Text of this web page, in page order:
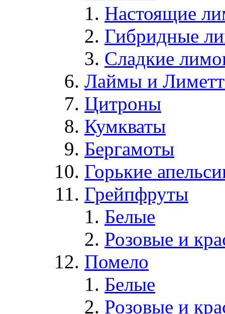
Настоящие
Гибридные
Сладкие
Лаймы и
Цитроны
Кумкваты
Бергамоты
Горькие
Грейпфруты
Белые
Розовые и
Помело
Белые
Розовые и